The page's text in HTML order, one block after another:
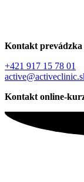
Kontakt prevádzka
+421 917 15 78 01
Kontakt